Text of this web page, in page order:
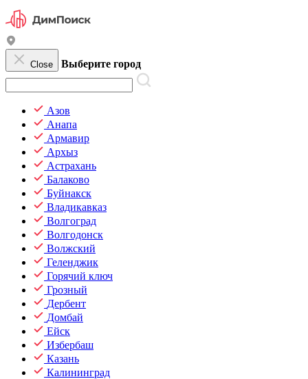
Close Выберите город
Азов
Анапа
Армавир
Архыз
Астрахань
Балаково
Буйнакск
Владикавказ
Волгоград
Волгодонск
Волжский
Геленджик
Горячий ключ
Грозный
Дербент
Домбай
Ейск
Избербаш
Казань
Калининград